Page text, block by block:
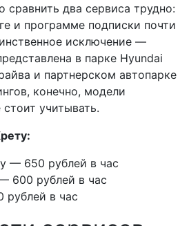
сравнить два сервиса трудно:
и программе подписки почти
исключение —
в парке Hyundai
и партнерском автопарке
конечно, модели
учитывать.
— 650 рублей в час
600 рублей в час
рублей в час